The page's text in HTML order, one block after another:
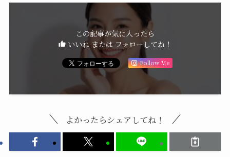
この記事が気に入ったら
いいね または フォローしてね！
Follow Me
よかったらシェアしてね！